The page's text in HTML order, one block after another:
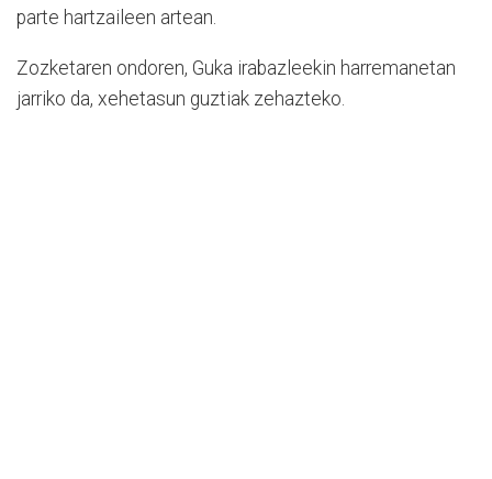
parte hartzaileen artean.
Zozketaren ondoren, Guka irabazleekin harremanetan
jarriko da, xehetasun guztiak zehazteko.